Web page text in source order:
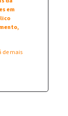
em
de mais